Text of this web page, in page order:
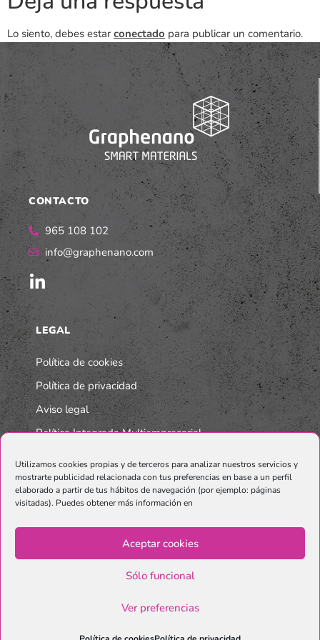
Utilizamos cookies propias y de terceros para analizar nuestros servicios y
mostrarte publicidad relacionada con tus preferencias en base a un perfil
elaborado a partir de tus hábitos de navegación (por ejemplo: páginas
visitadas). Puedes obtener más información en
Aceptar cookies
Sólo funcional
Ver preferencias
Lo siento, debes estar conectado para publicar un comentario.
CONTACTO
965 108 102
info@graphenano.com
LEGAL
Política de cookies
Política de privacidad
Aviso legal
Política Integrada Multiempresarial
Graphenano.